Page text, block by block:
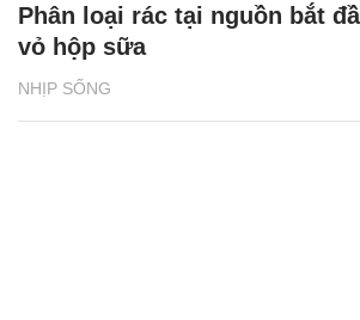
NHỊP SỐNG
Phân loại rác tại nguồn bắt
vỏ hộp sữa